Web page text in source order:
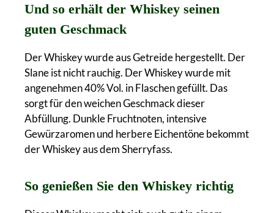
Und so erhält der Whiskey seinen
guten Geschmack
Der Whiskey wurde aus Getreide hergestellt. Der
Slane ist nicht rauchig. Der Whiskey wurde mit
angenehmen 40% Vol. in Flaschen gefüllt. Das
sorgt für den weichen Geschmack dieser
Abfüllung. Dunkle Fruchtnoten, intensive
Gewürzaromen und herbere Eichentöne bekommt
der Whiskey aus dem Sherryfass.
So genießen Sie den Whiskey richtig